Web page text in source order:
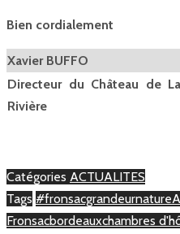
Bien cordialement
Xavier BUFFO
Directeur du Château de La
Rivière
Catégories ACTUALITES
Tags #fronsacgrandeurnature
Fronsacbordeauxchambres